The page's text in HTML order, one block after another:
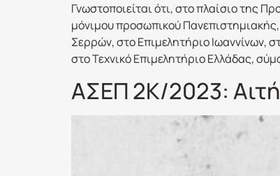
Γνωστοποιείται ότι, στο πλαίσιο της
μόνιμου προσωπικού
Σερρών, στο Επιμελητήριο Ιωαννίνων,
στο Τεχνικό Επιμελητήριο Ελλάδας,
ΑΣΕΠ 2Κ/2023: